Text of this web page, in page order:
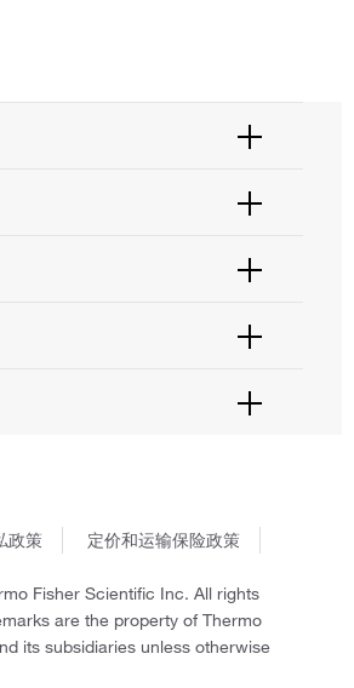
8982
政策 定价和运输保险政策
Fisher Scientific Inc. All rights
are the property of Thermo
its subsidiaries unless otherwise